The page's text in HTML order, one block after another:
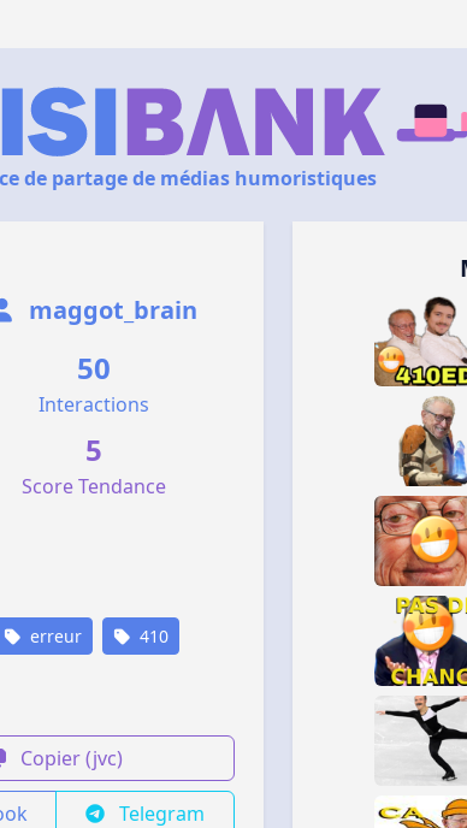
de partage de médias humoristiques
maggot_brain
50
Interactions
5
Score Tendance
erreur 410
Copier (jvc)
Telegram